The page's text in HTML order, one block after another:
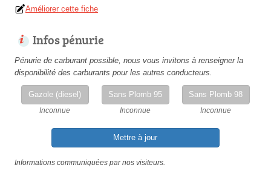
Améliorer cette fiche
Infos pénurie
Pénurie de carburant possible, nous vous invitons à renseigner la
disponibilité des carburants pour les autres conducteurs.
Gazole (diesel)
Inconnue
Sans Plomb 95
Inconnue
Sans Plomb 98
Inconnue
Mettre à jour
Informations communiquées par nos visiteurs.